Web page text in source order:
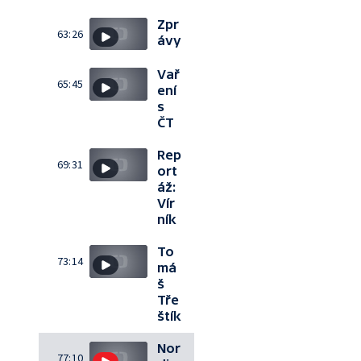
63:26
Zpr
ávy
65:45
Vař
ení
s
ČT
69:31
Rep
ort
áž:
Vír
ník
73:14
To
má
š
Tře
štík
77:10
Nor